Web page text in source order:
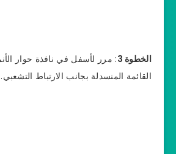
الخطوة 3
: مرر لأسفل في نافذة حوار
القائمة المنسدلة بجانب الارتباط التشعبي.